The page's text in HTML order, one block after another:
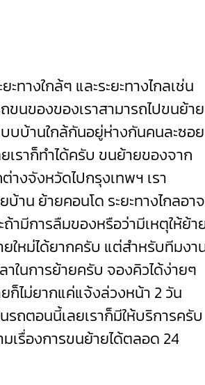
างใกล้ๆ และระยะทางไกลเช่น
นของของเราสามารถไปขนย้าย
บบบ้านใกล้กันอยู่ห่างกันคนละซอย
ราก็ทำได้ครับ ขนย้ายของจาก
างจังหวัดไปกรุงเทพฯ เรา
าน ย้ายคอนโด ระยะทางไกลอาจ
ามีการลืมของหรือว่ามีเหตุให้ย้า
ยใหม่ได้ยากครับ แต่สำหรับทีมงา
าในการย้ายครับ จองคิวได้ง่ายๆ
ก็ไม่ยากแค่แจ้งล่วงหน้า 2 วัน
ถตอนนี้เลยเราก็มีให้บริการครับ
เรื่องการขนย้ายได้ตลอด 24